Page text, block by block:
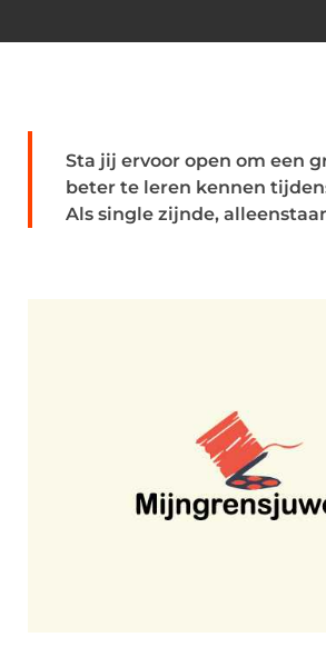
Sta jij ervoor open om een
beter te leren kennen
Als single zijnde,